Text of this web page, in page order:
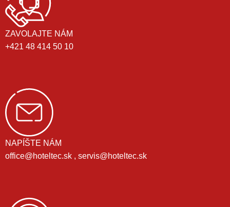
ZAVOLAJTE NÁM
+421 48 414 50 10
NAPÍŠTE NÁM
office@hoteltec.sk , servis@hoteltec.sk